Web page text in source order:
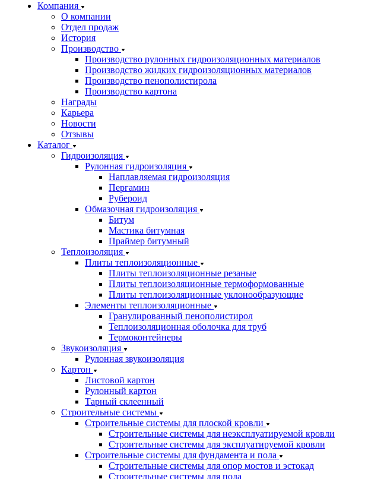
Компания
О компании
Отдел продаж
История
Производство
Производство рулонных гидроизоляционных материалов
Производство жидких гидроизоляционных материалов
Производство пенополистирола
Производство картона
Награды
Карьера
Новости
Отзывы
Каталог
Гидроизоляция
Рулонная гидроизоляция
Наплавляемая гидроизоляция
Пергамин
Рубероид
Обмазочная гидроизоляция
Битум
Мастика битумная
Праймер битумный
Теплоизоляция
Плиты теплоизоляционные
Плиты теплоизоляционные резаные
Плиты теплоизоляционные термоформованные
Плиты теплоизоляционные уклонообразующие
Элементы теплоизоляционные
Гранулированный пенополистирол
Теплоизоляционная оболочка для труб
Термоконтейнеры
Звукоизоляция
Рулонная звукоизоляция
Картон
Листовой картон
Рулонный картон
Тарный склеенный
Строительные системы
Строительные системы для плоской кровли
Строительные системы для неэксплуатируемой кровли
Строительные системы для эксплуатируемой кровли
Строительные системы для фундамента и пола
Строительные системы для опор мостов и эстокад
Строительные системы для пола